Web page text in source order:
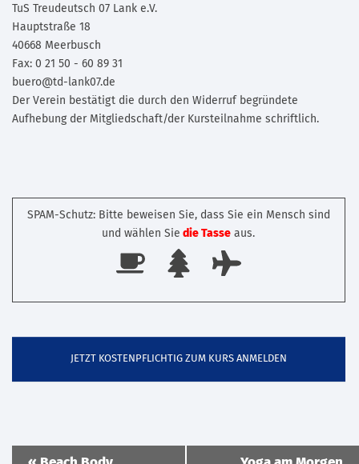
TuS Treudeutsch 07 Lank e.V.
Hauptstraße 18
40668 Meerbusch
Fax: 0 21 50 - 60 89 31
buero@td-lank07.de
Der Verein bestätigt die durch den Widerruf begründete
Aufhebung der Mitgliedschaft/der Kursteilnahme schriftlich.
SPAM-Schutz: Bitte beweisen Sie, dass Sie ein Mensch sind
und wählen Sie die Tasse aus.
Veranstaltung